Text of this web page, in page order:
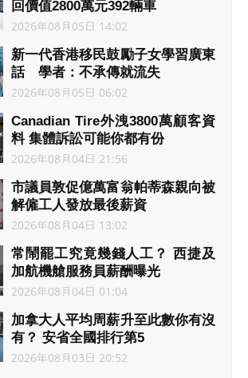
回價值2800萬元392輛車
2026年08月05日 14:02
新一代香港移民鼓勵子女學習廣東
話 學者：不承傳就流失
2026年08月05日 06:02
Canadian Tire外洩3800萬顧客資
料 集體訴訟可能你都有份
2026年08月04日 21:56
市議員敦促億萬富翁帕蒂森親向被
解僱工人發放最後薪資
2026年08月04日 13:02
常鬧罷工究竟幾錢人工？ 西捷及
加航機艙服務員薪酬曝光
2026年08月04日 01:04
加拿大人平均周薪升至此數你有沒
有？ 安省全國排行第5
2026年08月03日 20:52